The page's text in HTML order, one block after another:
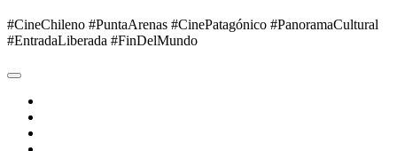
#CineChileno #PuntaArenas #CinePatagónico #PanoramaCultural
#EntradaLiberada #FinDelMundo